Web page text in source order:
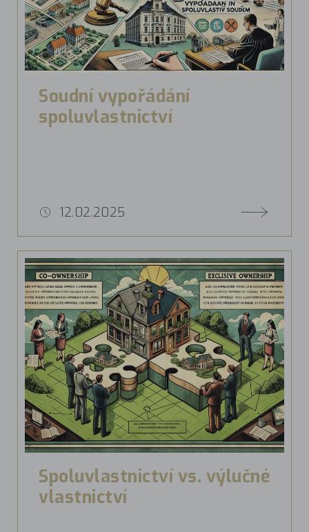
Soudní vypořádání
spoluvlastnictví
12.02.2025
Spoluvlastnictví vs. výlučné
vlastnictví